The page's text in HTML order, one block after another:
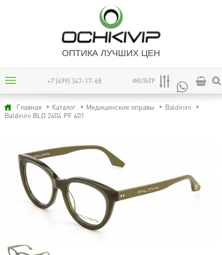
ОПТИКА ЛУЧШИХ ЦЕН
+7 (499) 347-17-68 ФИЛЬТР
Главная Каталог Медицинские оправы
Baldinini
Baldinini BLD 2404 PF 401